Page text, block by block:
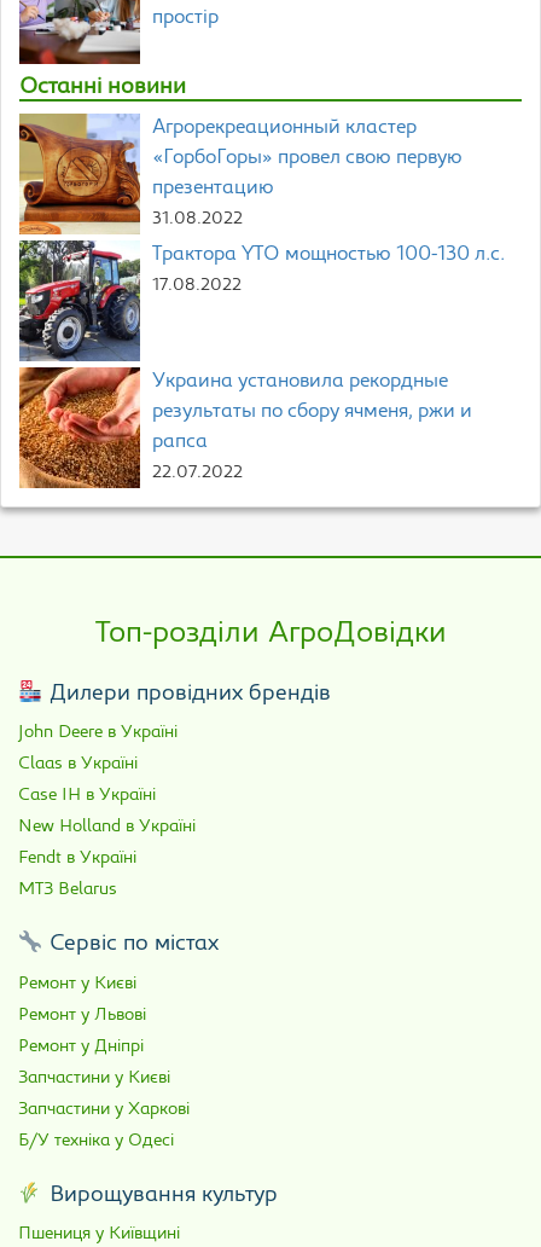
простір
Останні новини
Агрорекреационный кластер
«ГорбоГоры» провел свою первую
презентацию
31.08.2022
Трактора YTO мощностью 100-130 л.с.
17.08.2022
Украина установила рекордные
результаты по сбору ячменя, ржи и
рапса
22.07.2022
Топ-розділи АгроДовідки
Дилери провідних брендів
John Deere в Україні
Claas в Україні
Case IH в Україні
New Holland в Україні
Fendt в Україні
МТЗ Belarus
Сервіс по містах
Ремонт у Києві
Ремонт у Львові
Ремонт у Дніпрі
Запчастини у Києві
Запчастини у Харкові
Б/У техніка у Одесі
Вирощування культур
Пшениця у Київщині